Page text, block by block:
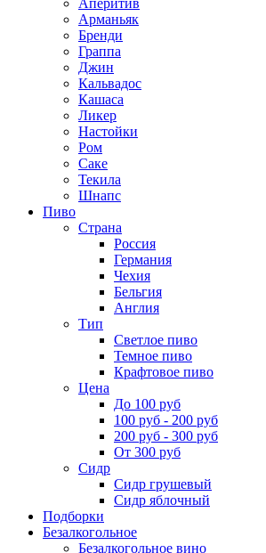
Арманьяк
Бренди
Граппа
Джин
Кальвадос
Кашаса
Ликер
Настойки
Ром
Саке
Текила
Шнапс
Пиво
Страна
Россия
Германия
Чехия
Бельгия
Англия
Тип
Светлое пиво
Темное пиво
Крафтовое пиво
Цена
До 100 руб
100 руб - 200 руб
200 руб - 300 руб
От 300 руб
Сидр
Сидр грушевый
Сидр яблочный
Подборки
Безалкогольное
Безалкогольное вино